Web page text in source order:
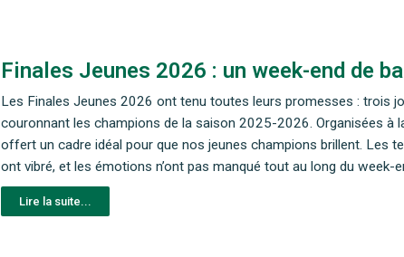
Finales Jeunes 2026 : un week-end de
Les Finales Jeunes 2026 ont tenu toutes leurs promesses : trois
couronnant les champions de la saison 2025-2026. Organisées à
offert un cadre idéal pour que nos jeunes champions brillent. Les
ont vibré, et les émotions n’ont pas manqué tout au long du week-
Lire la suite...